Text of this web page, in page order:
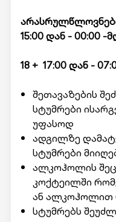
15:00 დან - 00:00 -
18 + 17:00 დან -
შეთავაზების
სტუმრები
უფასოდ
ადგილზე
სტუმრები
ალკოჰოლის
კოქტეილში
ან ალკოჰოლით
სტუმრებს